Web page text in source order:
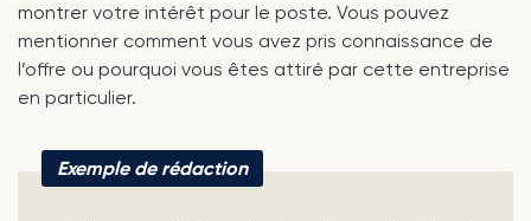
montrer votre intérêt pour le poste. Vous pouvez
mentionner comment vous avez pris connaissance de
l’offre ou pourquoi vous êtes attiré par cette entreprise
en particulier.
Exemple de rédaction